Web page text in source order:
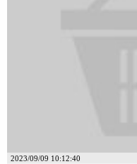
2023/09/09 10:12:40